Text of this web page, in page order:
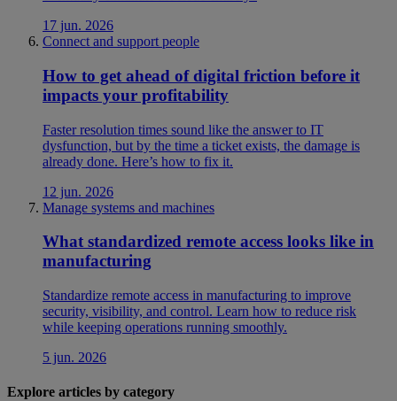
17 jun. 2026
Connect and support people
How to get ahead of digital friction before it
impacts your profitability
Faster resolution times sound like the answer to IT
dysfunction, but by the time a ticket exists, the damage is
already done. Here’s how to fix it.
12 jun. 2026
Manage systems and machines
What standardized remote access looks like in
manufacturing
Standardize remote access in manufacturing to improve
security, visibility, and control. Learn how to reduce risk
while keeping operations running smoothly.
5 jun. 2026
Explore articles by category